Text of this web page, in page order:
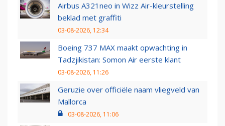
Airbus A321neo in Wizz Air-kleurstelling
beklad met graffiti
03-08-2026, 12:34
Boeing 737 MAX maakt opwachting in
Tadzjikistan: Somon Air eerste klant
03-08-2026, 11:26
Geruzie over officiële naam vliegveld van
Mallorca
03-08-2026, 11:06